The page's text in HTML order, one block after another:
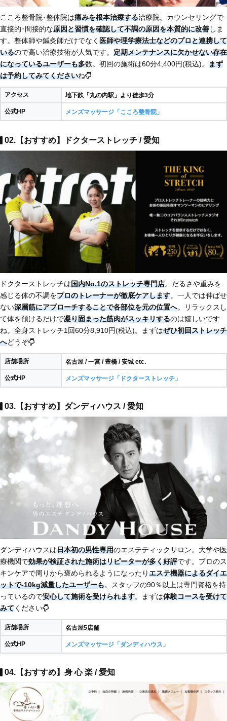
こころ整骨院･整体院は痛みを根本治療する治療院。カウンセリングで
直接的･間接的な原因と習慣を確認して不調の原因を本質的に改善しま
す。整体師や鍼灸師だけでなく 医師や理学療法士などのプロと連携して
いるので高い治療技術が人気です。 定期メンテナンスに欠かせない存在
になっているユーザーも多数。初回の施術は60分4,400円(税込)。 まず
は予約してみてくださいね
アクセス 地下鉄「丸の内駅」より徒歩3分
公式HP メンズマッサージ「こころ整骨院」
02.【おすすめ】ドクターストレッチ / 愛知
ドクターストレッチは国内No.1のストレッチ専門店。だるさや重みを
感じる体の不調をプロのトレーナーが徹底ケアします。一人では伸ばせ
ない深層筋にアプローチすることで各部位を元の位置へ。リラックスし
て体を預けるだけで凝り固まった筋肉がスッキリするのは嬉しいです
ね。全身ストレッチ1回60分8,910円(税込)。まずはぜひ初回ストレッチ
へどうぞ
店舗場所 名古屋 / 一宮 / 豊橋 / 安城 etc.
公式HP メンズマッサージ「ドクターストレッチ」
03.【おすすめ】ダンディハウス / 愛知
ダンディハウスは日本初の男性専用のエステティックサロン。大学や医
療機関で効果が検証された施術はリピーターが多く好評です。プロのス
キンケアで周りから褒められるようになったりエステ機器によるダイエ
ットで-10kg減量したユーザーも。スタッフの90％以上は専門資格を持
っているので安心して施術を受けられます。まずは体験コースを受けて
みてください
店舗場所 名古屋5店舗
公式HP メンズマッサージ「ダンディハウス」
04.【おすすめ】身 心 楽 / 愛知